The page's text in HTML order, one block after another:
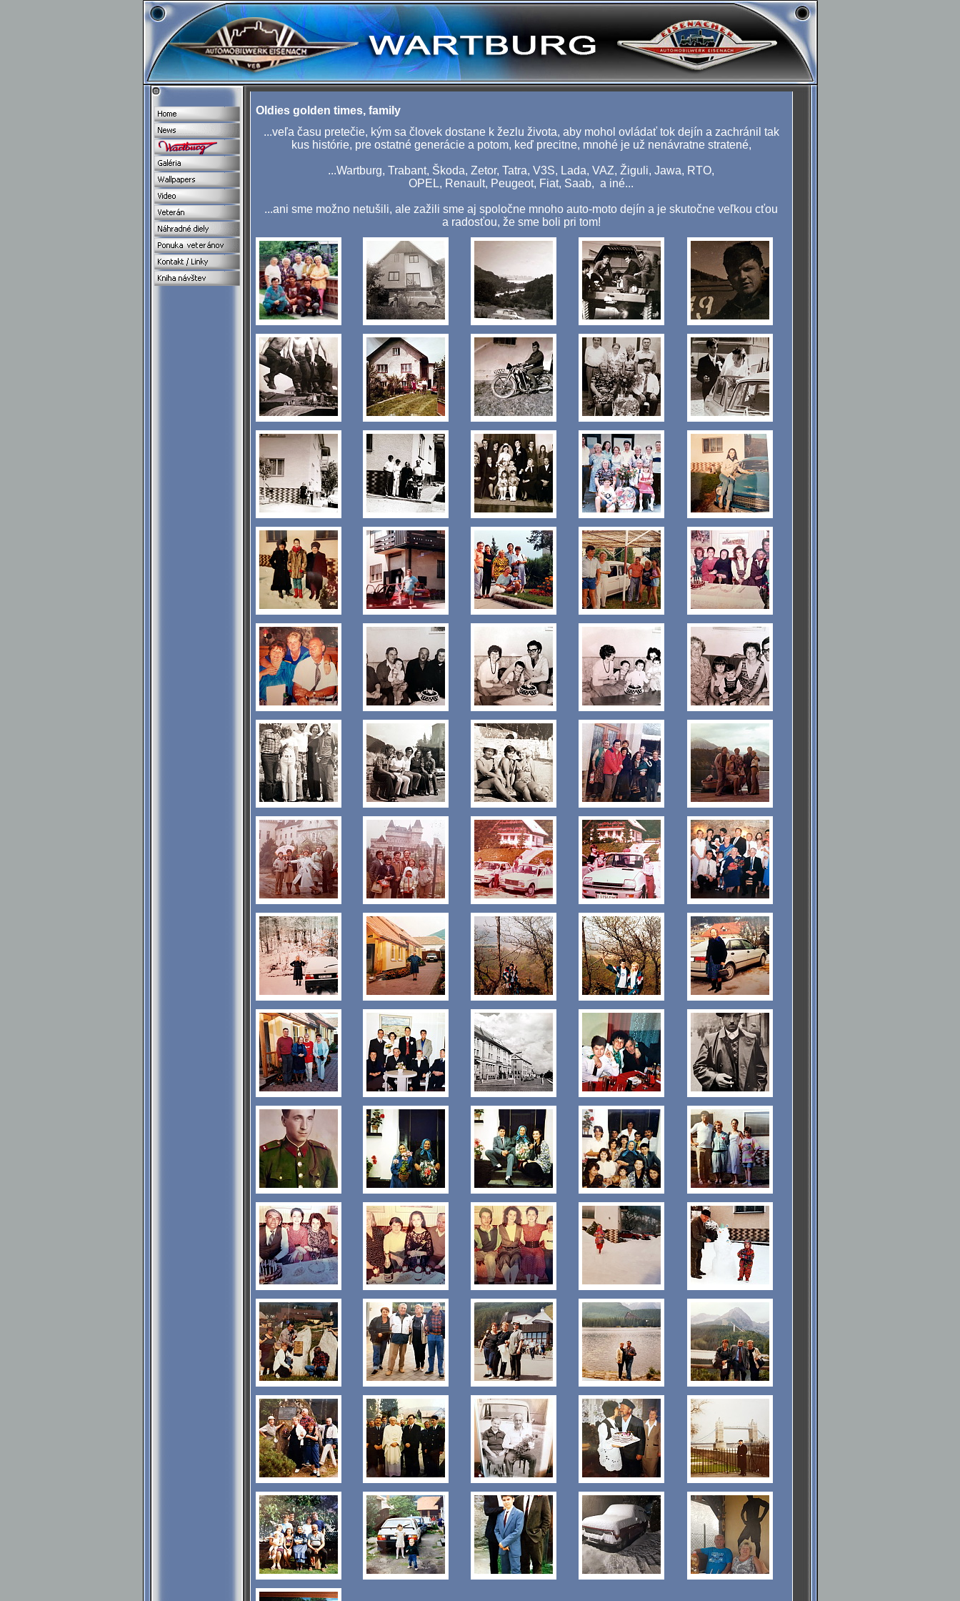
Oldies golden times, family
...veľa času pretečie, kým sa človek dostane k žezlu života, aby mohol ovládať tok dejín a zachránil tak
kus histórie, pre ostatné generácie a potom, keď precitne, mnohé je už nenávratne stratené,
...Wartburg, Trabant, Škoda, Zetor, Tatra, V3S, Lada, VAZ, Žiguli, Jawa, RTO,
OPEL, Renault, Peugeot, Fiat, Saab, a iné...
...ani sme možno netušili, ale zažili sme aj spoločne mnoho auto-moto dejín a je skutočne veľkou cťou
a radosťou, že sme boli pri tom!